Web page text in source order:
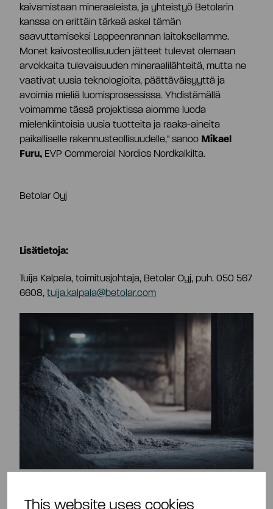
This website uses cookies
kaivamistaan mineraaleista, ja yhteistyö Betolarin
kanssa on erittäin tärkeä askel tämän
saavuttamiseksi Lappeenrannan laitoksellamme.
Monet kaivosteollisuuden jätteet tulevat olemaan
arvokkaita tulevaisuuden mineraalilähteitä, mutta ne
vaativat uusia teknologioita, päättäväisyyttä ja
avoimia mieliä luomisprosessissa. Yhdistämällä
voimamme tässä projektissa aiomme luoda
mielenkiintoisia uusia tuotteita ja raaka-aineita
paikalliselle rakennusteollisuudelle," sanoo Mikael
Furu, EVP Commercial Nordics Nordkalkilta.
Betolar Oyj
Lisätietoja:
Tuija Kalpala, toimitusjohtaja, Betolar Oyj, puh. 050 567
6608,tuija.kalpala@betolar.com